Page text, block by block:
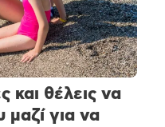
και θέλεις να
μαζί για να